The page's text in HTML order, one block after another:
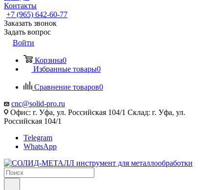
Контакты
+7 (965) 642-60-77
Заказать звонок
Задать вопрос
Войти
Корзина0
Избранные товары0
Сравнение товаров0
cnc@solid-pro.ru
Офис: г. Уфа, ул. Российская 104/1 Склад: г. Уфа, ул.
Российская 104/1
Telegram
WhatsApp